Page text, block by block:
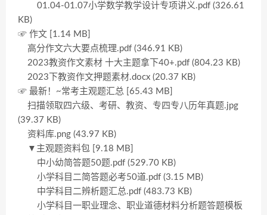
01.04-01.07小学数学教学设计专项讲义.pdf (326.61
KB)
☞ 作文 [1.14 MB]
高分作文六大要点梳理.pdf (346.91 KB)
2023教资作文素材 十大主题拿下40+.pdf (804.23 KB)
2023下教资作文押题素材.docx (20.37 KB)
☞ 最新！~常考主观题汇总 [65.43 MB]
扫描领取四六级、考研、教资、专四专八历年真题.jpg
(39.37 KB)
资料库.png (43.97 KB)
▼主观题资料包 [9.18 MB]
中小幼简答题50题.pdf (529.70 KB)
小学科目二简答题必考50道.pdf (3.15 MB)
中学科目二辨析题汇总.pdf (483.73 KB)
小学科目一职业理念、职业道德材料分析题答题模板